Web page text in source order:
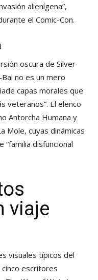
alienígena”,
el Comic-Con.
oscura de Silver
no es un mero
capas morales que
veteranos”. El elenco
Antorcha Humana y
Mole, cuyas dinámicas
disfuncional
viaje
visuales típicos del
escritores